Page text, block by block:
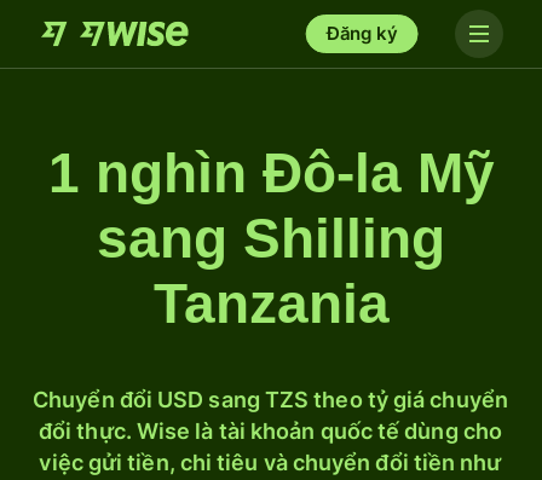
Đăng ký
1 nghìn Đô-la Mỹ
sang Shilling
Tanzania
Chuyển đổi USD sang TZS theo tỷ giá chuyển
đổi thực. Wise là tài khoản quốc tế dùng cho
việc gửi tiền, chi tiêu và chuyển đổi tiền như